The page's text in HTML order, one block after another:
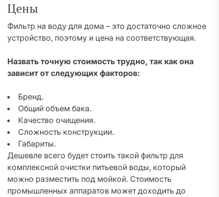
Цены
Фильтр на воду для дома – это достаточно сложное
устройство, поэтому и цена на соответствующая.
Назвать точную стоимость трудно, так как она
зависит от следующих факторов:
Бренд.
Общий объем бака.
Качество очищения.
Сложность конструкции.
Габариты.
Дешевле всего будет стоить такой фильтр для
комплексной очистки питьевой воды, который
можно разместить под мойкой. Стоимость
промышленных аппаратов может доходить до